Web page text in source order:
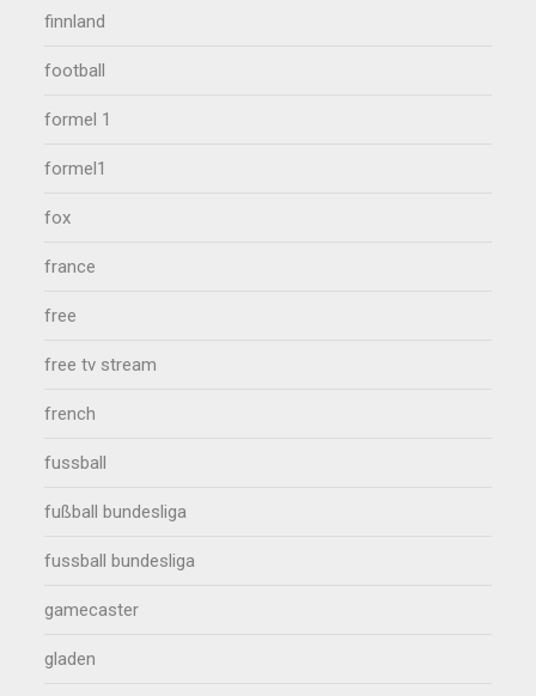
finnland
football
formel 1
formel1
fox
france
free
free tv stream
french
fussball
fußball bundesliga
fussball bundesliga
gamecaster
gladen